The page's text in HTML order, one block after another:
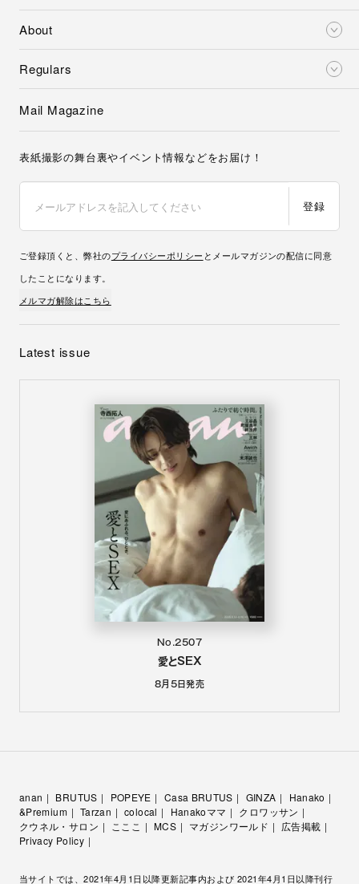
About
Regulars
Mail Magazine
表紙撮影の舞台裏やイベント情報などをお届け！
登録
ご登録頂くと、弊社のプライバシーポリシー とメールマガジンの配信に同意
したことになります。
メルマガ解除はこちら
Latest issue
No.2507
愛とSEX
8月5日発売
anan BRUTUS POPEYE Casa BRUTUS GINZA
Hanako
&Premium
Tarzan colocal Hanakoママ
クロワッサン
クウネル・サロン
こここ MCS マガジンワールド
広告掲載
Privacy Policy
当サイトでは、2021年4月1日以降更新記事内および 2021年4月1日以降刊行